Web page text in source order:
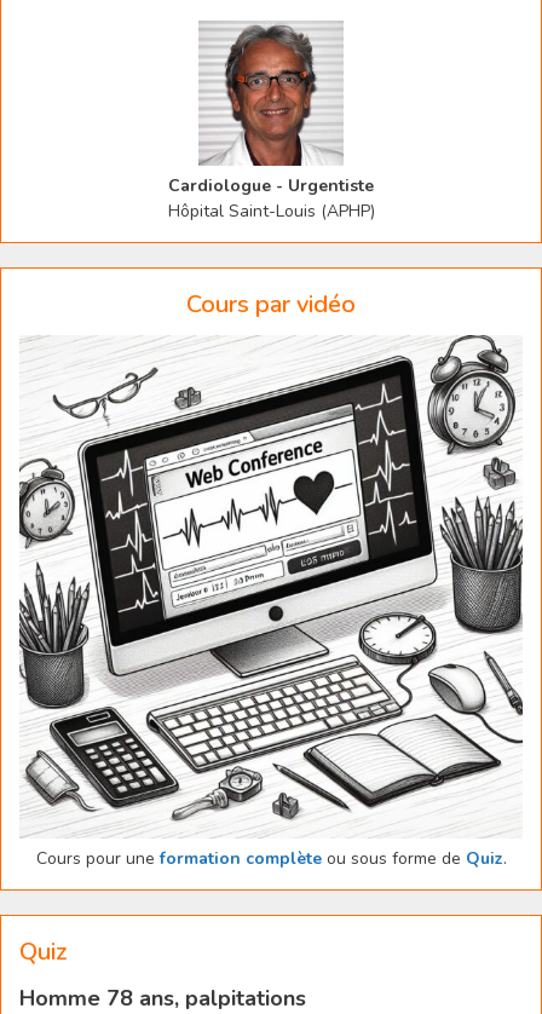
Cardiologue - Urgentiste
Hôpital Saint-Louis (APHP)
Cours par vidéo
Cours pour uneformation complèteou sous forme de Quiz.
Quiz
Homme 78 ans, palpitations